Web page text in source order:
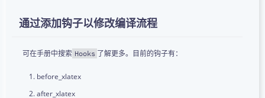
通过添加钩子以修改编译流程
可在手册中搜索 Hooks 了解更多。目前的钩子有：
before_xlatex
after_xlatex